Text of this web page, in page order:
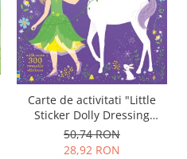
Carte de activitati "Little
Sticker Dolly Dressing
Unicorns", format A5,
Usborne
50,74 RON
28,92 RON